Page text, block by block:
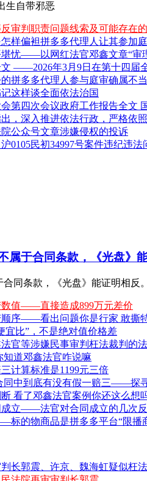
生自带邪恶
审判职责问题线索及可能存在
样偏袒拼多多代理人让其参加
忧——以网红法官邓鑫文章“审
——2026年3月9日在第十四届
拼多多代理人参与庭审确属不
这样谈全面依法治国
第四次会议政府工作报告全文
，深入推进依法行政，严格依
公众号文章涉嫌侵权的投诉
0105民初34997号案件违纪违法
属于合同条款，《光盘》
同条款，《光盘》能证明相反。
值——直接造成899万元差价
序——看出问题你是行家 敢撕特
宜比”，不是绝对值价格差
官等涉嫌民事审判枉法裁判的
知道邓鑫法官咋说嘛
计算标准是1199元三倍
同中到底有没有假一赔三——探
看了邓鑫法官案例你还这么想
成立——法官对合同成立的几次
标的物商品是拼多多平台“限播
长郭震、许京、魏海虹疑似枉